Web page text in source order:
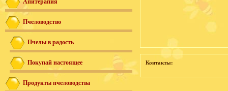
Апитерапия
Пчеловодство
Пчелы в радость
Покупай настоящее
Продукты пчеловодства
Контакты: